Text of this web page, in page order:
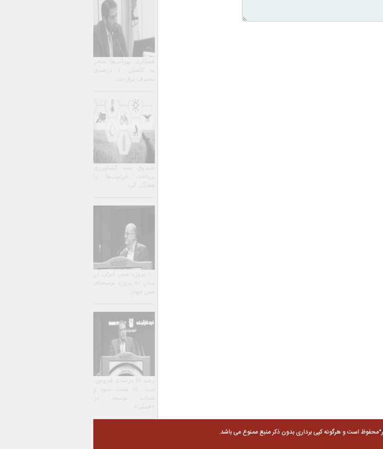
همکاری تهرانی‌ها منجر
به کاهش ۱۰ درصدی
مصرف برق شد
صندوق بیمه کشاورزی
پرداخت غرامت‌ها را
هفتگی کرد
۱۰ پروژه مس ایران در
میان ۵۱ پروژه توسعه‌ای
مس جهان
رشد ۸۱ درصدی فروش،
ثبت ۱۵۰ همت سود و
شتاب توسعه در
«فملی»
است و هرگونه کپی برداری بدون ذکر منبع ممنوع می باشد.